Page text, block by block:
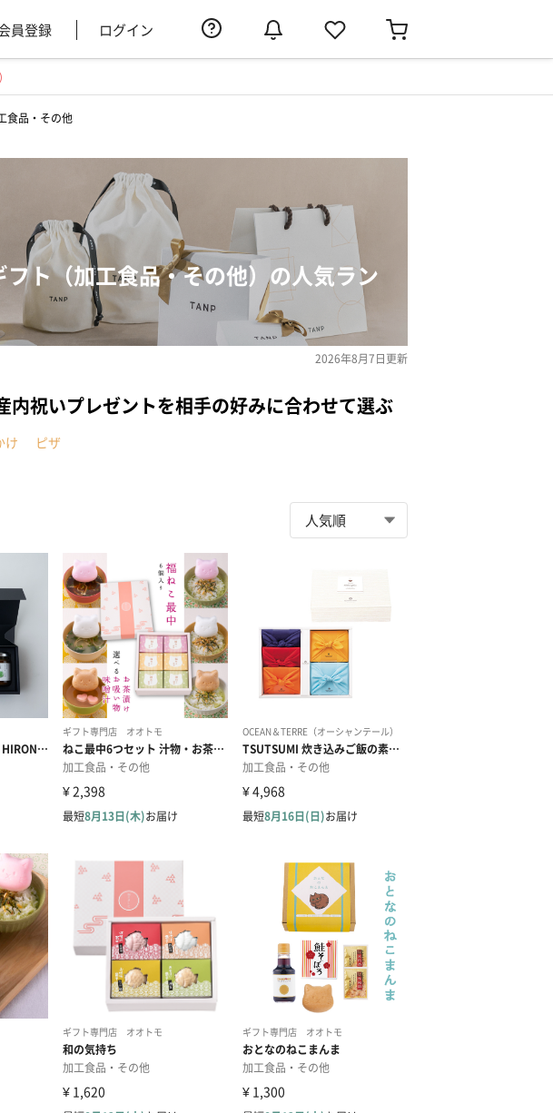
員登録 ログイン
食品・その他
ト（加工食品・その他）の人気ラン
2026年8月7日更新
祝いプレゼントを相手の好みに合わせて選ぶ
け ピザ